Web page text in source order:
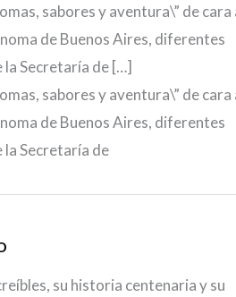
sabores y aventura\” de cara
de Buenos Aires, diferentes
la Secretaría de […]
sabores y aventura\” de cara
de Buenos Aires, diferentes
la Secretaría de
su historia centenaria y su